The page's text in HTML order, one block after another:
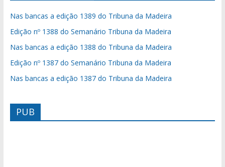
Nas bancas a edição 1389 do Tribuna da Madeira
Edição nº 1388 do Semanário Tribuna da Madeira
Nas bancas a edição 1388 do Tribuna da Madeira
Edição nº 1387 do Semanário Tribuna da Madeira
Nas bancas a edição 1387 do Tribuna da Madeira
PUB